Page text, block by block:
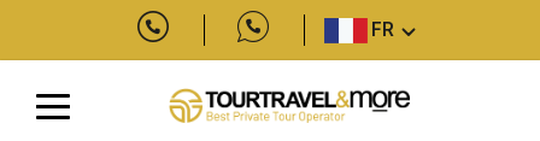
FR